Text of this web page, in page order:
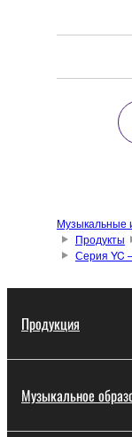
Музыкальные
Продукты
Серия YC
Продукция
Музыкальное